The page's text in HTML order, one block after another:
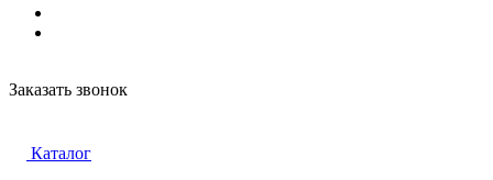
Заказать звонок
Каталог